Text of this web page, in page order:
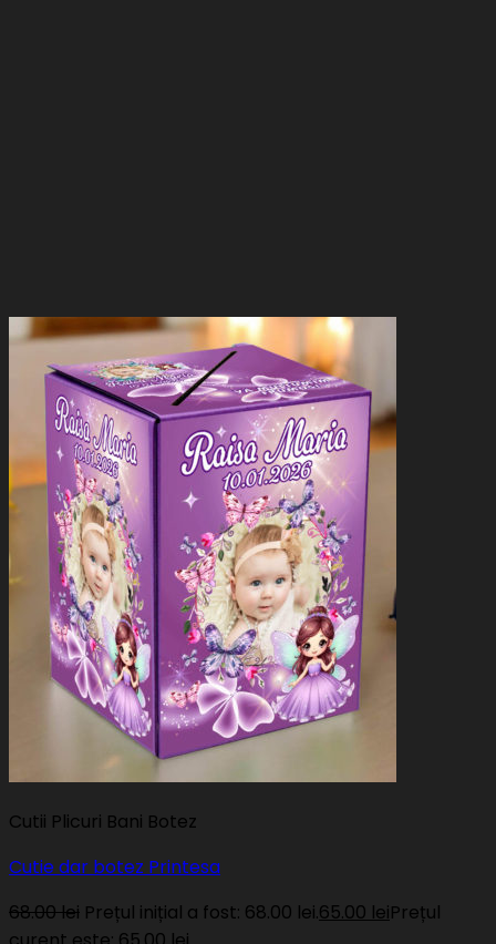
Cutii Plicuri Bani Botez
Cutie dar botez Printesa
68.00lei Prețul inițial a fost: 68.00 lei.65.00 leiPrețul